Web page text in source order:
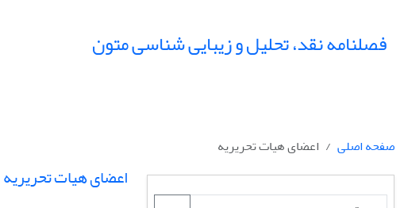
فصلنامه نقد، تحلیل و زیبایی شناسی متون
صفحه اصلی اعضای هیات تحریریه
اعضای هیات تحریریه